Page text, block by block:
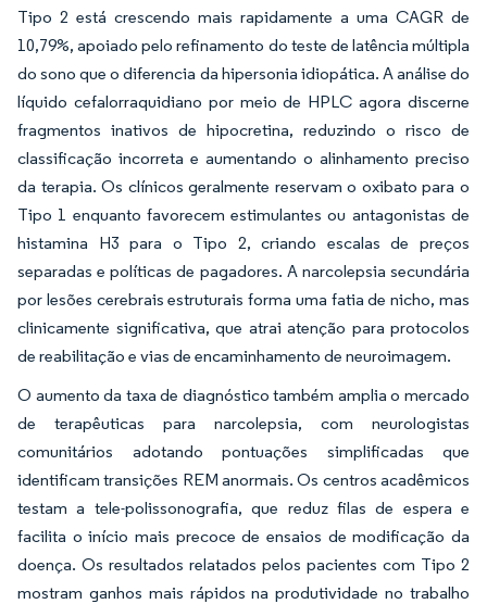
Tipo 2 está crescendo mais rapidamente a uma CAGR de
10,79%, apoiado pelo refinamento do teste de latência múltipla
do sono que o diferencia da hipersonia idiopática. A análise do
líquido cefalorraquidiano por meio de HPLC agora discerne
fragmentos inativos de hipocretina, reduzindo o risco de
classificação incorreta e aumentando o alinhamento preciso
da terapia. Os clínicos geralmente reservam o oxibato para o
Tipo 1 enquanto favorecem estimulantes ou antagonistas de
histamina H3 para o Tipo 2, criando escalas de preços
separadas e políticas de pagadores. A narcolepsia secundária
por lesões cerebrais estruturais forma uma fatia de nicho, mas
clinicamente significativa, que atrai atenção para protocolos
de reabilitação e vias de encaminhamento de neuroimagem.
O aumento da taxa de diagnóstico também amplia o mercado
de terapêuticas para narcolepsia, com neurologistas
comunitários adotando pontuações simplificadas que
identificam transições REM anormais. Os centros acadêmicos
testam a tele-polissonografia, que reduz filas de espera e
facilita o início mais precoce de ensaios de modificação da
doença. Os resultados relatados pelos pacientes com Tipo 2
mostram ganhos mais rápidos na produtividade no trabalho